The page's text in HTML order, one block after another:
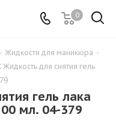
0
- Жидкости для маникюра -
Жидкость для снятия гель
гель лака
мл. 04-379